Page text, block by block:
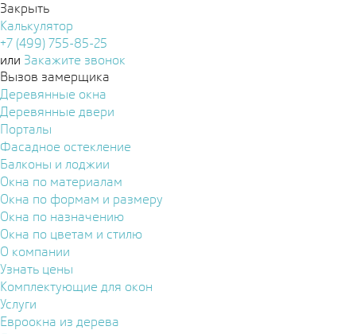
Закрыть
Калькулятор
+7 (499) 755-85-25
или Закажите звонок
Вызов замерщика
Деревянные окна
Деревянные двери
Порталы
Фасадное остекление
Балконы и лоджии
Окна по материалам
Окна по формам и размеру
Окна по назначению
Окна по цветам и стилю
О компании
Узнать цены
Комплектующие для окон
Услуги
Евроокна из дерева